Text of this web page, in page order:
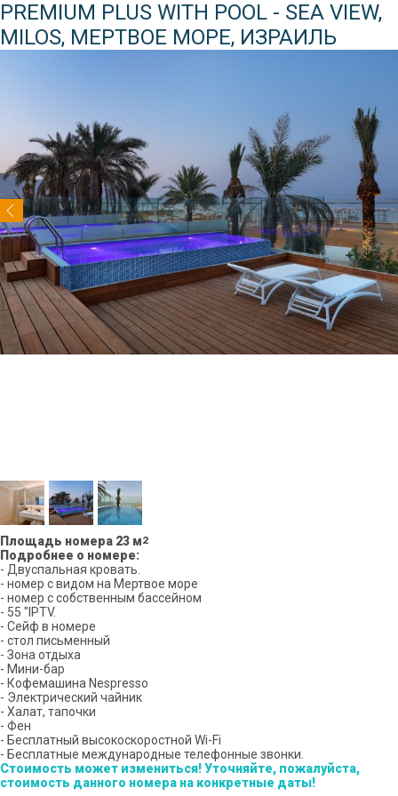
PREMIUM PLUS WITH POOL - SEA VIEW,
MILOS, МЕРТВОЕ МОРЕ, ИЗРАИЛЬ
Площадь номера 23 м2
Подробнее о номере:
- Двуспальная кровать.
- номер с видом на Мертвое море
- номер с собственным бассейном
- 55 "IPTV.
- Сейф в номере
- стол письменный
- Зона отдыха
- Мини-бар
- Кофемашина Nespresso
- Электрический чайник
- Халат, тапочки
- Фен
- Бесплатный высокоскоростной Wi-Fi
- Бесплатные международные телефонные звонки.
Стоимость может измениться! Уточняйте, пожалуйста,
стоимость данного номера на конкретные даты!